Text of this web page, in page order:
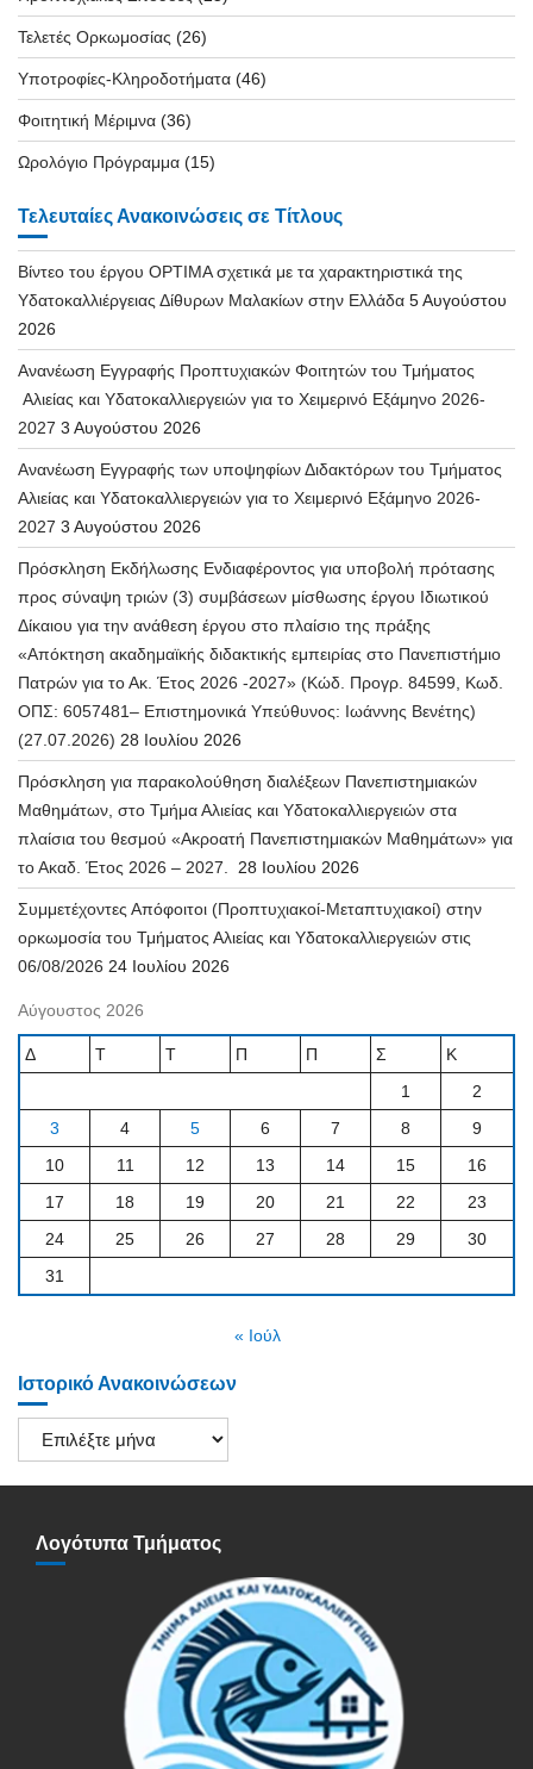
Τελετές Ορκωμοσίας (26)
Υποτροφίες-Κληροδοτήματα (46)
Φοιτητική Μέριμνα (36)
Ωρολόγιο Πρόγραμμα (15)
Τελευταίες Ανακοινώσεις σε Τίτλους
Βίντεο του έργου OPTIMA σχετικά με τα χαρακτηριστικά της
Υδατοκαλλιέργειας Δίθυρων Μαλακίων στην Ελλάδα 5 Αυγούστου
2026
Ανανέωση Εγγραφής Προπτυχιακών Φοιτητών του Τμήματος
Αλιείας και Υδατοκαλλιεργειών για το Χειμερινό Εξάμηνο 2026-
2027 3 Αυγούστου 2026
Ανανέωση Εγγραφής των υποψηφίων Διδακτόρων του Τμήματος
Αλιείας και Υδατοκαλλιεργειών για το Χειμερινό Εξάμηνο 2026-
2027 3 Αυγούστου 2026
Πρόσκληση Εκδήλωσης Ενδιαφέροντος για υποβολή πρότασης
προς σύναψη τριών (3) συμβάσεων μίσθωσης έργου Ιδιωτικού
Δίκαιου για την ανάθεση έργου στο πλαίσιο της πράξης
«Απόκτηση ακαδημαϊκής διδακτικής εμπειρίας στο Πανεπιστήμιο
Πατρών για το Ακ. Έτος 2026 -2027» (Κώδ. Προγρ. 84599, Κωδ.
ΟΠΣ: 6057481– Επιστημονικά Υπεύθυνος: Ιωάννης Βενέτης)
(27.07.2026) 28 Ιουλίου 2026
Πρόσκληση για παρακολούθηση διαλέξεων Πανεπιστημιακών
Μαθημάτων, στο Τμήμα Αλιείας και Υδατοκαλλιεργειών στα
πλαίσια του θεσμού «Ακροατή Πανεπιστημιακών Μαθημάτων» για
το Ακαδ. Έτος 2026 – 2027.
28 Ιουλίου 2026
Συμμετέχοντες Απόφοιτοι (Προπτυχιακοί-Μεταπτυχιακοί) στην
ορκωμοσία του Τμήματος Αλιείας και Υδατοκαλλιεργειών στις
06/08/2026 24 Ιουλίου 2026
Αύγουστος 2026
Δ Τ Τ Π Π Σ
Κ
1
2
3
4 5 6 7 8
9
10
11 12 13 14 15
16
17
18 19 20 21 22
23
24
25 26 27 28 29
30
31
« Ιούλ
Ιστορικό Ανακοινώσεων
Ιστορικό
Ανακοινώσεων
Λογότυπα Τμήματος